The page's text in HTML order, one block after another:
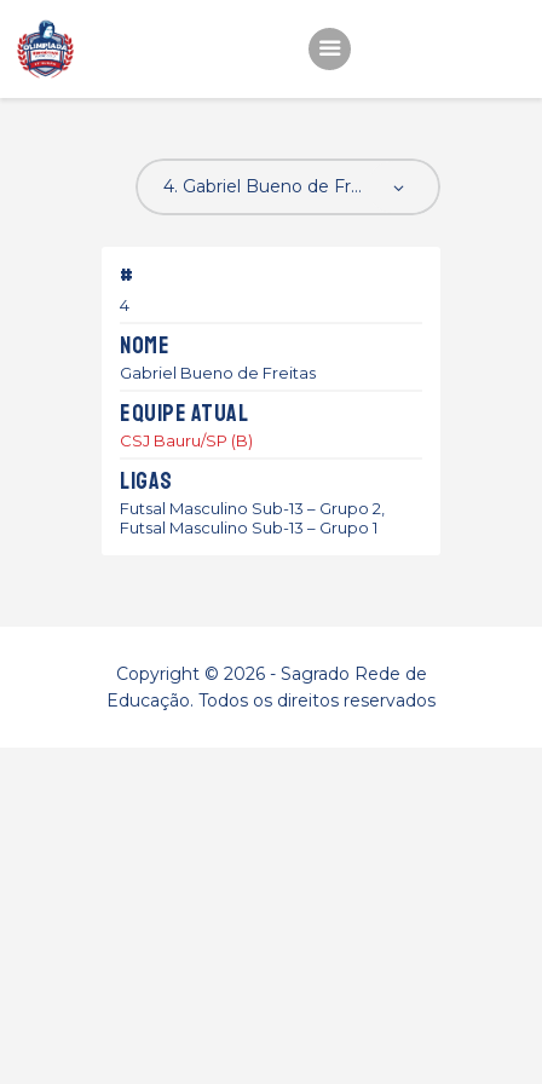
22ª OEMC
Atletas
Sagrado Rede de
Educação
#
4
Nome
Gabriel Bueno de Freitas
Equipe atual
CSJ Bauru/SP (B)
Ligas
Futsal Masculino Sub-13 – Grupo 2,
Futsal Masculino Sub-13 – Grupo 1
Copyright © 2026 - Sagrado Rede de
Educação. Todos os direitos reservados